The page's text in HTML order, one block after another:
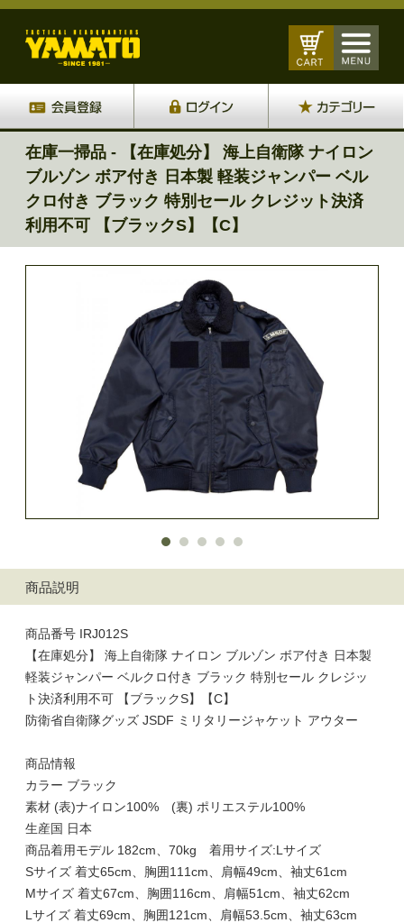
在庫一掃品 - 【在庫処分】 海上自衛隊 ナイロン
ブルゾン ボア付き 日本製 軽装ジャンパー ベル
クロ付き ブラック 特別セール クレジット決済
利用不可 【ブラックS】【C】
商品説明
商品番号 IRJ012S
【在庫処分】 海上自衛隊 ナイロン ブルゾン ボア付き 日本製
軽装ジャンパー ベルクロ付き ブラック 特別セール クレジッ
ト決済利用不可 【ブラックS】【C】
防衛省自衛隊グッズ JSDF ミリタリージャケット アウター
商品情報
カラー ブラック
素材 (表)ナイロン100% (裏) ポリエステル100%
生産国 日本
商品着用モデル 182cm、70kg 着用サイズ:Lサイズ
Sサイズ 着丈65cm、胸囲111cm、肩幅49cm、袖丈61cm
Mサイズ 着丈67cm、胸囲116cm、肩幅51cm、袖丈62cm
Lサイズ 着丈69cm、胸囲121cm、肩幅53.5cm、袖丈63cm